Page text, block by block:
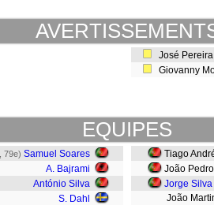
José
Giovanny
EQUIPES
, 79e) Samuel Soares
A. Bajrami
António Silva
S. Dahl
Tiago
João Pedro
Jorge Silva
João